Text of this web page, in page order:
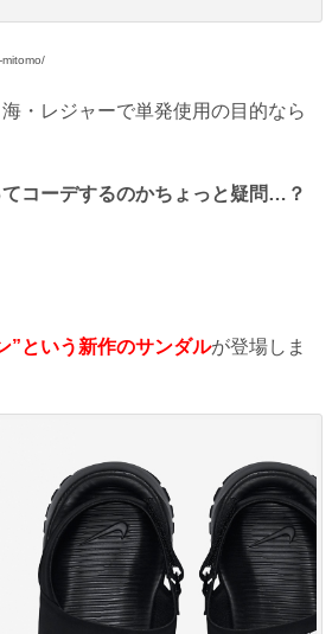
・レジャーで単発使用の目的なら
コーデするのかちょっと疑問…？
”という新作のサンダルが登場しま